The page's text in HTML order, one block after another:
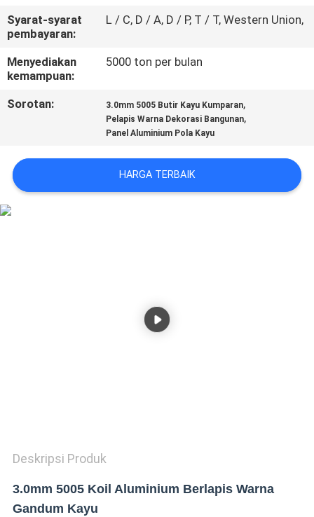
BERITA
KASUS
PERMINTAAN
PENAWARAN
SITEMAP
Syarat-syarat
pembayaran:
L / C, D / A, D / P, T / T, Western Union,
Menyediakan
kemampuan:
5000 ton per bulan
Sorotan: 3.0mm 5005 Butir Kayu Kumparan,
Pelapis Warna Dekorasi Bangunan,
Panel Aluminium Pola Kayu
HARGA TERBAIK
Deskripsi Produk
3.0mm 5005 Koil Aluminium Berlapis Warna
Gandum Kayu